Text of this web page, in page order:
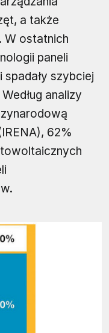
a także
W ostatnich
paneli
szybciej
analizy
62%